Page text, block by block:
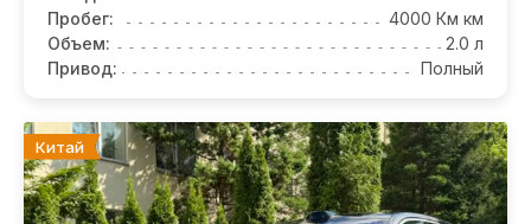
Пробег:
4000 Км км
Объем:
2.0 л
Привод:
Полный
Китай